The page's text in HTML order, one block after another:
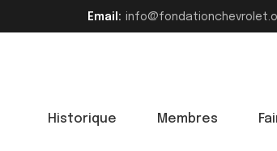
Email:
Historique Membres